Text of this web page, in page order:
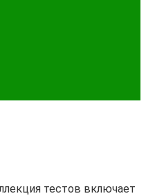
тестов включает